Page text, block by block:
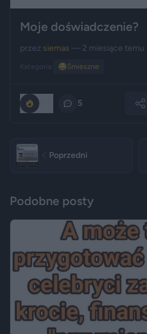
Moje doświadczenie?
przez siemas — 2 miesiące temu
Kategoria: 😂Śmieszne
5
Poprzedni
Podobne posty